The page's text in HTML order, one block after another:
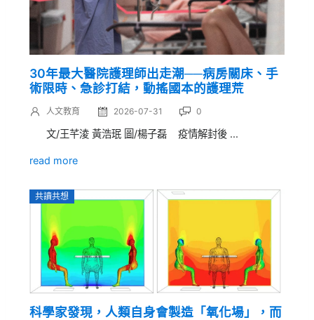
30年最大醫院護理師出走潮──病房關床、手
術限時、急診打結，動搖國本的護理荒
人文教育 2026-07-31 0
文/王芊淩 黃浩珉 圖/楊子磊 疫情解封後 ...
read more
共讀共想
科學家發現，人類自身會製造「氧化場」，而